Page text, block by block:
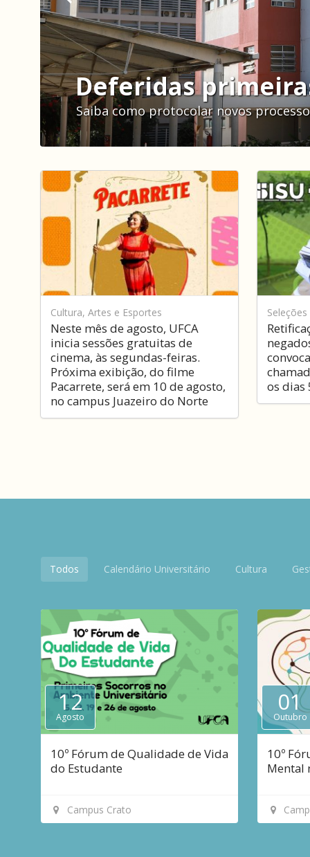
Deferidas
Saiba como protocolar novos
Cultura, Artes e Esportes
Neste mês de agosto, UFCA
inicia sessões gratuitas de
cinema, às segundas-feiras.
Próxima exibição, do filme
Pacarrete, será em 10 de agosto,
no campus Juazeiro do Norte
Seleções
os dias
Todos Calendário Universitário Cultura
12
Agosto
12
de
10º Fórum de Qualidade de Vida
do Estudante
Campus Crato
01
Outubro
01
de
10º
Mental